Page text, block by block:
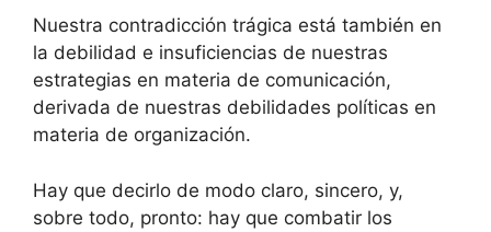
Nuestra contradicción trágica está también en
la debilidad e insuficiencias de nuestras
estrategias en materia de comunicación,
derivada de nuestras debilidades políticas en
materia de organización.
Hay que decirlo de modo claro, sincero, y,
sobre todo, pronto: hay que combatir los